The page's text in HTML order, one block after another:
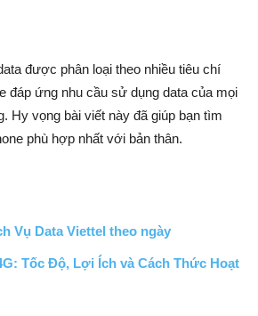
được phân loại theo nhiều tiêu chí
đáp ứng nhu cầu sử dụng data của mọi
Hy vọng bài viết này đã giúp bạn tìm
phù hợp nhất với bản thân.
Vụ Data Viettel theo ngày
Tốc Độ, Lợi Ích và Cách Thức Hoạt